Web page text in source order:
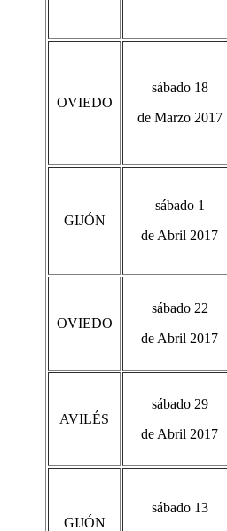
OVIEDO
sábado 18
de Marzo 2017
GIJÓN
sábado 1
de Abril 2017
OVIEDO
sábado 22
de Abril 2017
AVILÉS
sábado 29
de Abril 2017
GIJÓN
sábado 13